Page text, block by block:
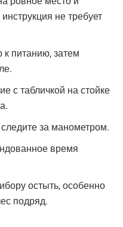
не требует
питанию, затем
с табличкой на стойке
за манометром.
время
остыть, особенно
подряд.